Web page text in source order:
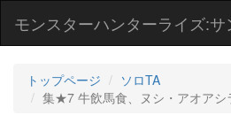
モンスターハンターライズ:
トップページ
ソロTA
集★7 牛飲馬食、ヌシ・アオアシ